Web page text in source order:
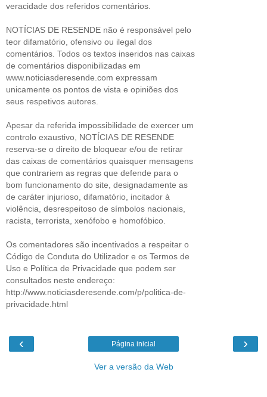
veracidade dos referidos comentários.
NOTÍCIAS DE RESENDE não é responsável pelo
teor difamatório, ofensivo ou ilegal dos
comentários. Todos os textos inseridos nas caixas
de comentários disponibilizadas em
www.noticiasderesende.com expressam
unicamente os pontos de vista e opiniões dos
seus respetivos autores.
Apesar da referida impossibilidade de exercer um
controlo exaustivo, NOTÍCIAS DE RESENDE
reserva-se o direito de bloquear e/ou de retirar
das caixas de comentários quaisquer mensagens
que contrariem as regras que defende para o
bom funcionamento do site, designadamente as
de caráter injurioso, difamatório, incitador à
violência, desrespeitoso de símbolos nacionais,
racista, terrorista, xenófobo e homofóbico.
Os comentadores são incentivados a respeitar o
Código de Conduta do Utilizador e os Termos de
Uso e Política de Privacidade que podem ser
consultados neste endereço:
http://www.noticiasderesende.com/p/politica-de-
privacidade.html
‹ ›
Página inicial
Ver a versão da Web